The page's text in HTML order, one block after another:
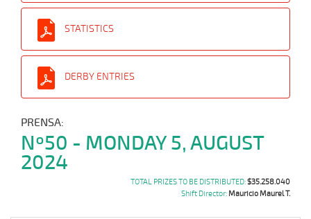
STATISTICS
DERBY ENTRIES
PRENSA:
Nº50 - MONDAY 5, AUGUST
2024
TOTAL PRIZES TO BE DISTRIBUTED:$35.258.040
Shift Director: Mauricio Maurel T.